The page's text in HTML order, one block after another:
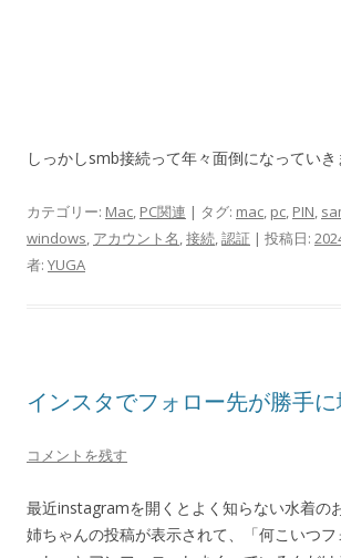
しっかしsmb接続って年々面倒になっていき
カテゴリー: Mac, PC関連 | タグ: mac, pc, PIN,
windows, アカウント名,接続,認証 | 投稿日:
者: YUGA
インスタでフォロー先が勝手
コメントを残す
最近instagramを開くとよく知らない水着の
姉ちゃんの投稿が表示されて、「何こいつ